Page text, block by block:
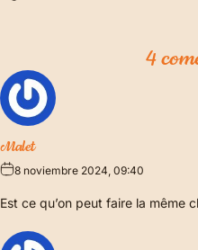
4
Malet
8 noviembre 2024, 09:40
Est ce qu’on peut faire la même